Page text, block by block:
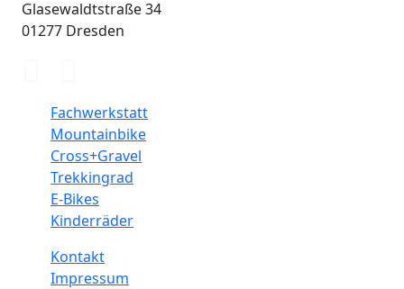
Glasewaldtstraße 34
01277 Dresden
Fachwerkstatt
Mountainbike
Cross+Gravel
Trekkingrad
E-Bikes
Kinderräder
Kontakt
Impressum